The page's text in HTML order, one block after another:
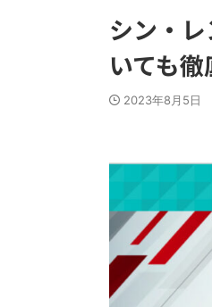
シン・
いても徹
2023年8月5日